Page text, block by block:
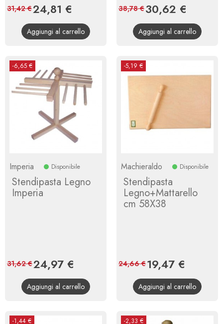
Prezzo
24,81 €
base
31,42 €
Aggiungi al carrello
Prezzo
30,62 €
base
38,78 €
Aggiungi al carrello
-6,65 €
Imperia Disponibile
Stendipasta Legno
Imperia
Prezzo
24,97 €
base
31,62 €
Aggiungi al carrello
-5,19 €
Machieraldo Disponibile
Stendipasta
Legno+Mattarello
cm 58X38
Prezzo
19,47 €
base
24,66 €
Aggiungi al carrello
-1,44 € -2,33 €